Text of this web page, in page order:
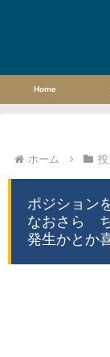
Home
ホーム
ポジション
なおさら
発生かとか